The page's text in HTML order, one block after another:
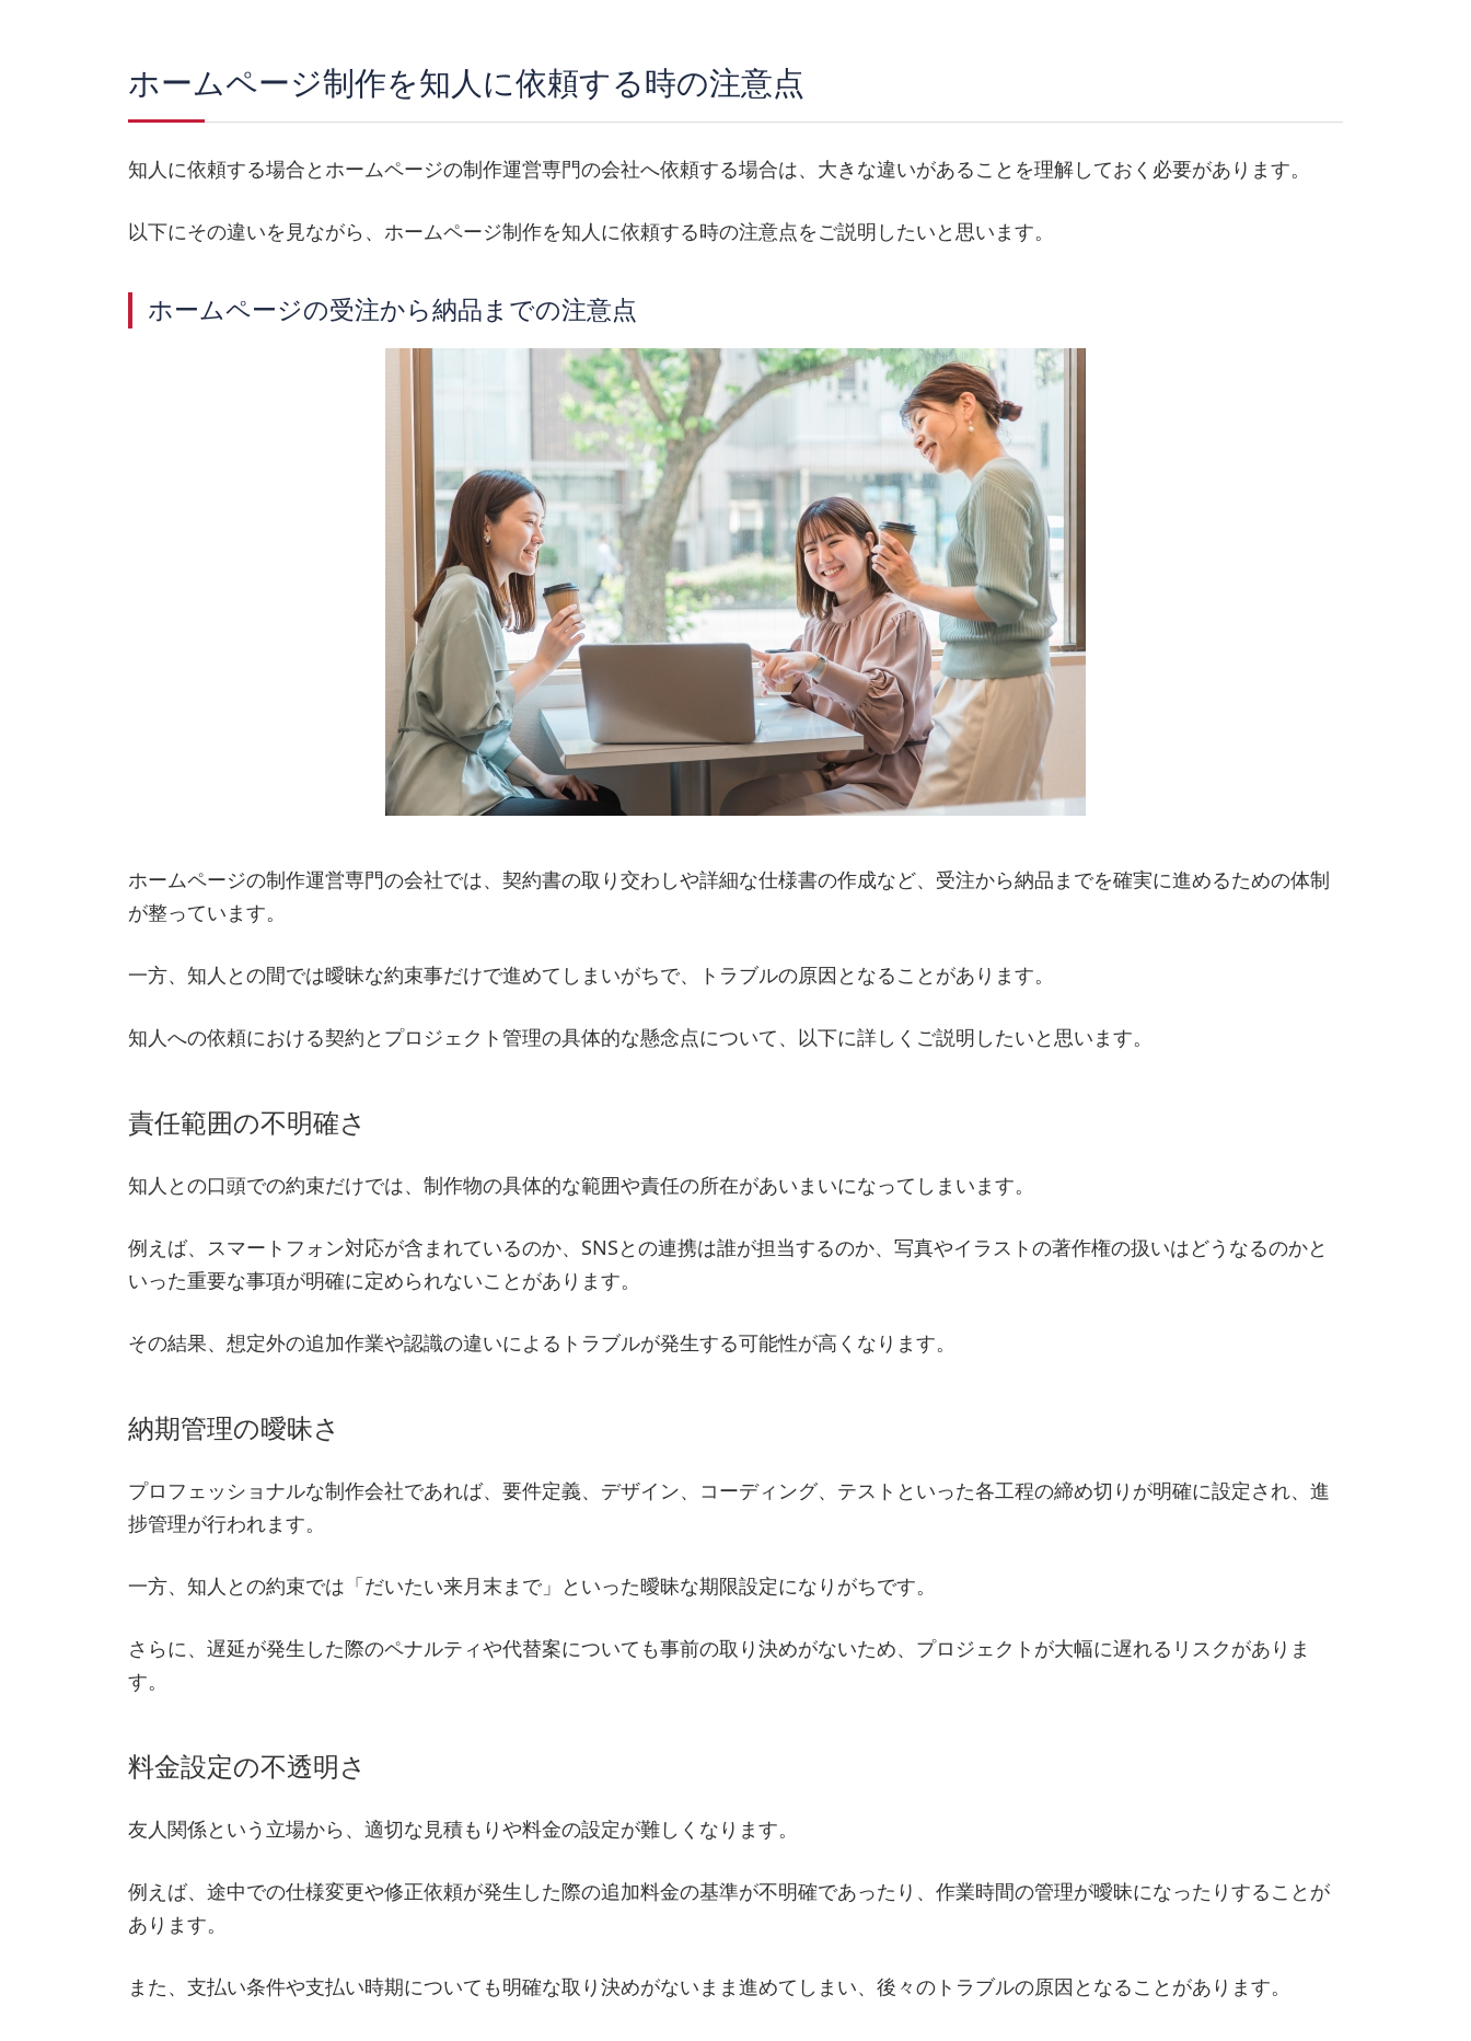
ホームページ制作を知人に依頼する時の注意点
知人に依頼する場合とホームページの制作運営専門の会社へ依頼する場合は、大きな違いがあることを理解しておく必要があります。
以下にその違いを見ながら、ホームページ制作を知人に依頼する時の注意点をご説明したいと思います。
ホームページの受注から納品までの注意点
ホームページの制作運営専門の会社では、契約書の取り交わしや詳細な仕様書の作成など、受注から納品までを確実に進めるための体制
が整っています。
一方、知人との間では曖昧な約束事だけで進めてしまいがちで、トラブルの原因となることがあります。
知人への依頼における契約とプロジェクト管理の具体的な懸念点について、以下に詳しくご説明したいと思います。
責任範囲の不明確さ
知人との口頭での約束だけでは、制作物の具体的な範囲や責任の所在があいまいになってしまいます。
例えば、スマートフォン対応が含まれているのか、SNSとの連携は誰が担当するのか、写真やイラストの著作権の扱いはどうなるのかと
いった重要な事項が明確に定められないことがあります。
その結果、想定外の追加作業や認識の違いによるトラブルが発生する可能性が高くなります。
納期管理の曖昧さ
プロフェッショナルな制作会社であれば、要件定義、デザイン、コーディング、テストといった各工程の締め切りが明確に設定され、進
捗管理が行われます。
一方、知人との約束では「だいたい来月末まで」といった曖昧な期限設定になりがちです。
さらに、遅延が発生した際のペナルティや代替案についても事前の取り決めがないため、プロジェクトが大幅に遅れるリスクがありま
す。
料金設定の不透明さ
友人関係という立場から、適切な見積もりや料金の設定が難しくなります。
例えば、途中での仕様変更や修正依頼が発生した際の追加料金の基準が不明確であったり、作業時間の管理が曖昧になったりすることが
あります。
また、支払い条件や支払い時期についても明確な取り決めがないまま進めてしまい、後々のトラブルの原因となることがあります。